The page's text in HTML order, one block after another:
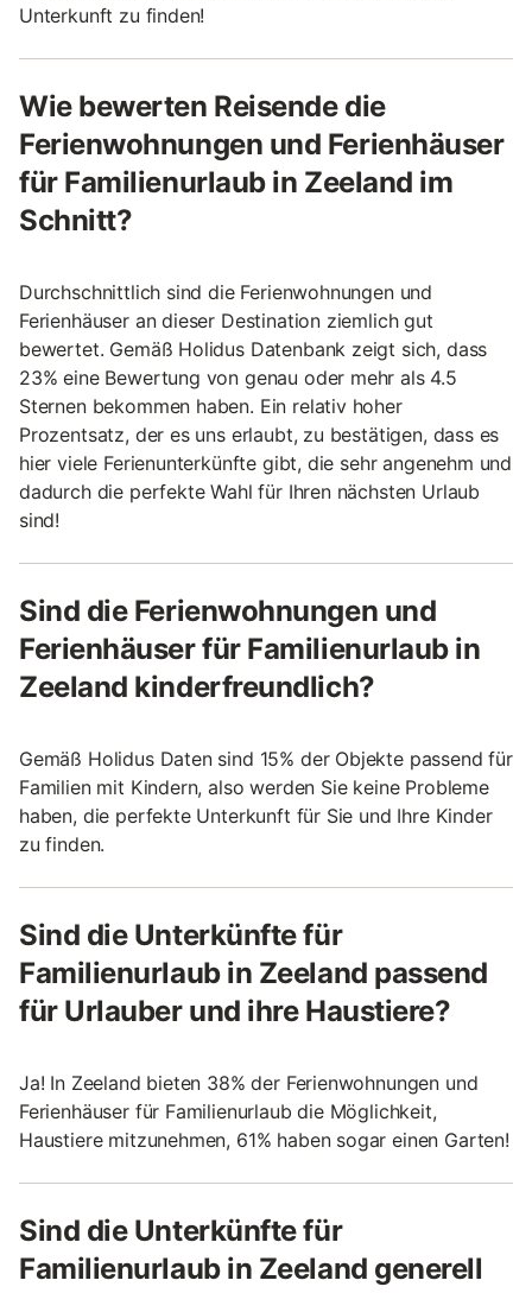
Unterkunft zu finden!
Wie bewerten Reisende die
Ferienwohnungen und Ferienhäuser
für Familienurlaub in Zeeland im
Schnitt?
Durchschnittlich sind die Ferienwohnungen und
Ferienhäuser an dieser Destination ziemlich gut
bewertet. Gemäß Holidus Datenbank zeigt sich, dass
23% eine Bewertung von genau oder mehr als 4.5
Sternen bekommen haben. Ein relativ hoher
Prozentsatz, der es uns erlaubt, zu bestätigen, dass es
hier viele Ferienunterkünfte gibt, die sehr angenehm und
dadurch die perfekte Wahl für Ihren nächsten Urlaub
sind!
Sind die Ferienwohnungen und
Ferienhäuser für Familienurlaub in
Zeeland kinderfreundlich?
Gemäß Holidus Daten sind 15% der Objekte passend für
Familien mit Kindern, also werden Sie keine Probleme
haben, die perfekte Unterkunft für Sie und Ihre Kinder
zu finden.
Sind die Unterkünfte für
Familienurlaub in Zeeland passend
für Urlauber und ihre Haustiere?
Ja! In Zeeland bieten 38% der Ferienwohnungen und
Ferienhäuser für Familienurlaub die Möglichkeit,
Haustiere mitzunehmen, 61% haben sogar einen Garten!
Sind die Unterkünfte für
Familienurlaub in Zeeland generell